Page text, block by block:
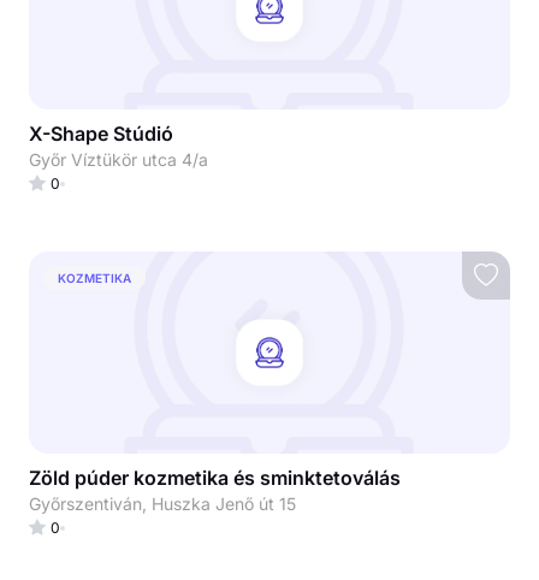
X-Shape Stúdió
Győr Víztükör utca 4/a
0
KOZMETIKA
Zöld púder kozmetika és sminktetoválás
Győrszentiván, Huszka Jenő út 15
0